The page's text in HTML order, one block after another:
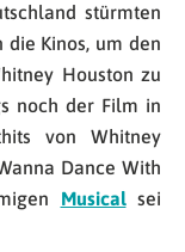
stürmten
Kinos, um den
Houston zu
noch der Film in
von Whitney
Dance With
Musicalsei